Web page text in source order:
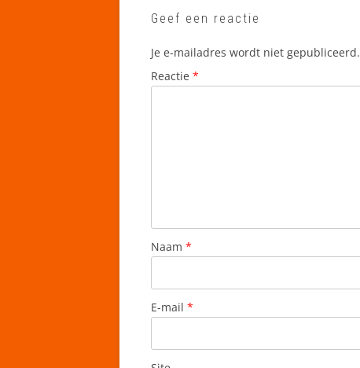
Geef een reactie
Je e-mailadres wordt niet gepubliceerd.
Reactie *
Naam *
E-mail *